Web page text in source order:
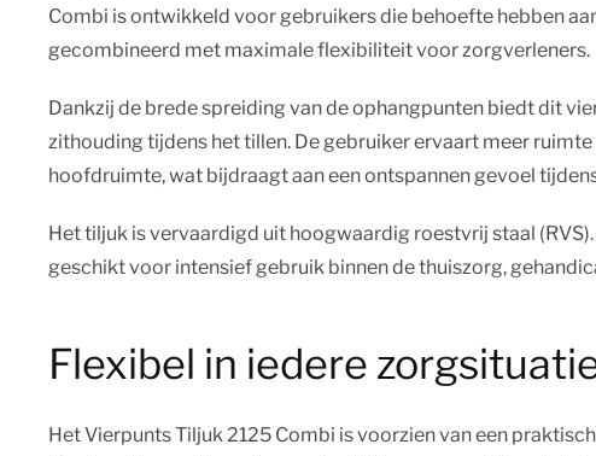
Combi is ontwikkeld voor gebruikers die behoefte hebben
gecombineerd met maximale flexibiliteit voor zorgverleners.
Dankzij de brede spreiding van de ophangpunten biedt dit
zithouding tijdens het tillen. De gebruiker ervaart meer
hoofdruimte, wat bijdraagt aan een ontspannen gevoel
Het tiljuk is vervaardigd uit hoogwaardig roestvrij staal
geschikt voor intensief gebruik binnen de thuiszorg,
Flexibel in iedere
Het Vierpunts Tiljuk 2125 Combi is voorzien van een